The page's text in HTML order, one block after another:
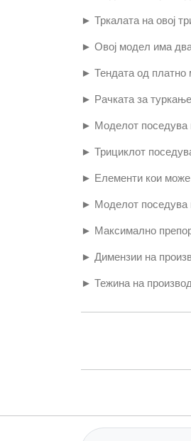
► Тркалата на овој
► Овој модел има
► Тендата од платно
► Рачката за
► Моделот поседува
► Трициклот
► Елементи кои може
► Моделот поседува
► Максимално
► Димензии на
► Тежина на